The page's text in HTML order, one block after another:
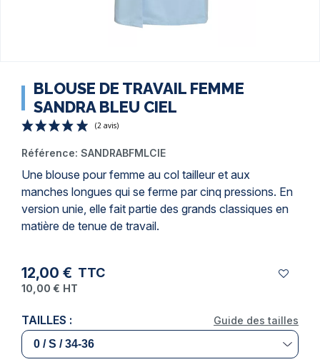
BLOUSE DE TRAVAIL FEMME
SANDRA BLEU CIEL
(2 avis)
Référence: SANDRABFMLCIE
Une blouse pour femme au col tailleur et aux
manches longues qui se ferme par cinq pressions. En
version unie, elle fait partie des grands classiques en
matière de tenue de travail.
12,00 € TTC
10,00 € HT
Guide des tailles
TAILLES :